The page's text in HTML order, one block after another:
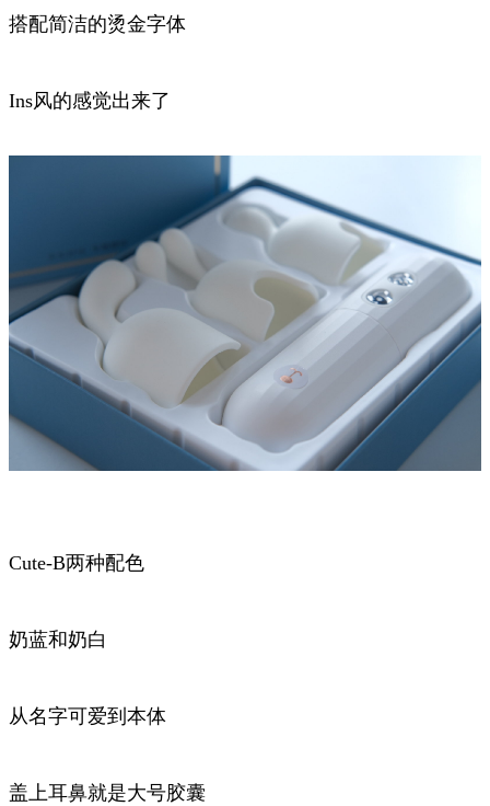
搭配简洁的烫金字体
Ins风的感觉出来了
Cute-B两种配色
奶蓝和奶白
从名字可爱到本体
盖上耳鼻就是大号胶囊